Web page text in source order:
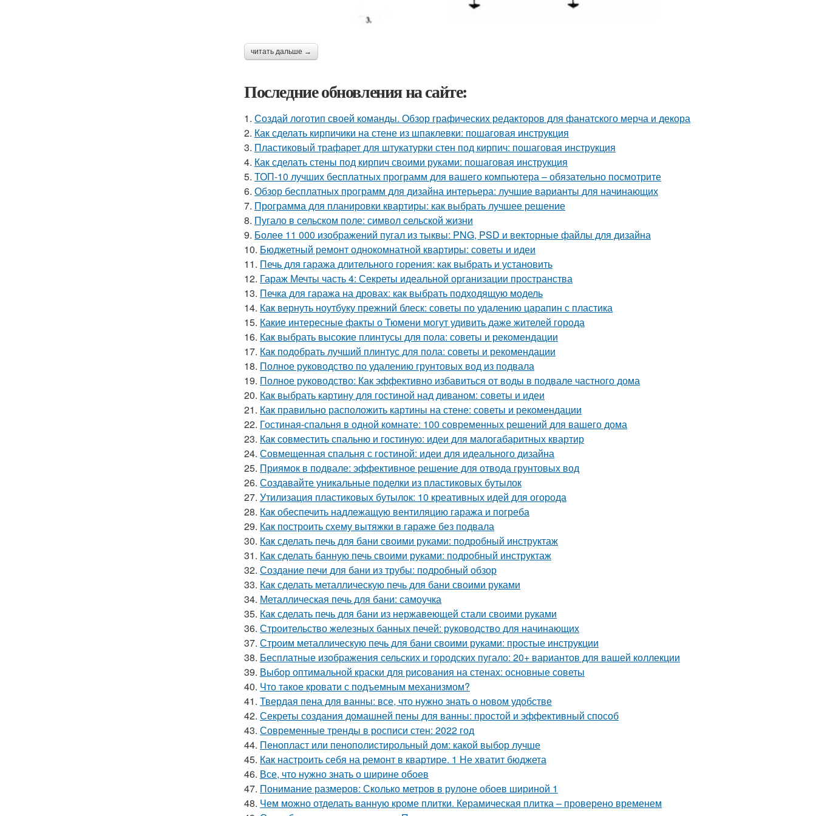
читать дальше →
Последние обновления на сайте:
1. Создай логотип своей команды. Обзор графических редакторов для фанатского мерча и декора
2. Как сделать кирпичики на стене из шпаклевки: пошаговая инструкция
3. Пластиковый трафарет для штукатурки стен под кирпич: пошаговая инструкция
4. Как сделать стены под кирпич своими руками: пошаговая инструкция
5. ТОП-10 лучших бесплатных программ для вашего компьютера – обязательно посмотрите
6. Обзор бесплатных программ для дизайна интерьера: лучшие варианты для начинающих
7. Программа для планировки квартиры: как выбрать лучшее решение
8. Пугало в сельском поле: символ сельской жизни
9. Более 11 000 изображений пугал из тыквы: PNG, PSD и векторные файлы для дизайна
10. Бюджетный ремонт однокомнатной квартиры: советы и идеи
11. Печь для гаража длительного горения: как выбрать и установить
12. Гараж Мечты часть 4: Секреты идеальной организации пространства
13. Печка для гаража на дровах: как выбрать подходящую модель
14. Как вернуть ноутбуку прежний блеск: советы по удалению царапин с пластика
15. Какие интересные факты о Тюмени могут удивить даже жителей города
16. Как выбрать высокие плинтусы для пола: советы и рекомендации
17. Как подобрать лучший плинтус для пола: советы и рекомендации
18. Полное руководство по удалению грунтовых вод из подвала
19. Полное руководство: Как эффективно избавиться от воды в подвале частного дома
20. Как выбрать картину для гостиной над диваном: советы и идеи
21. Как правильно расположить картины на стене: советы и рекомендации
22. Гостиная-спальня в одной комнате: 100 современных решений для вашего дома
23. Как совместить спальню и гостиную: идеи для малогабаритных квартир
24. Совмещенная спальня с гостиной: идеи для идеального дизайна
25. Приямок в подвале: эффективное решение для отвода грунтовых вод
26. Создавайте уникальные поделки из пластиковых бутылок
27. Утилизация пластиковых бутылок: 10 креативных идей для огорода
28. Как обеспечить надлежащую вентиляцию гаража и погреба
29. Как построить схему вытяжки в гараже без подвала
30. Как сделать печь для бани своими руками: подробный инструктаж
31. Как сделать банную печь своими руками: подробный инструктаж
32. Создание печи для бани из трубы: подробный обзор
33. Как сделать металлическую печь для бани своими руками
34. Металлическая печь для бани: самоучка
35. Как сделать печь для бани из нержавеющей стали своими руками
36. Строительство железных банных печей: руководство для начинающих
37. Строим металлическую печь для бани своими руками: простые инструкции
38. Бесплатные изображения сельских и городских пугало: 20+ вариантов для вашей коллекции
39. Выбор оптимальной краски для рисования на стенах: основные советы
40. Что такое кровати с подъемным механизмом?
41. Твердая пена для ванны: все, что нужно знать о новом удобстве
42. Секреты создания домашней пены для ванны: простой и эффективный способ
43. Современные тренды в росписи стен: 2022 год
44. Пенопласт или пенополистирольный дом: какой выбор лучше
45. Как настроить себя на ремонт в квартире. 1 Не хватит бюджета
46. Все, что нужно знать о ширине обоев
47. Понимание размеров: Сколько метров в рулоне обоев шириной 1
48. Чем можно отделать ванную кроме плитки. Керамическая плитка – проверено временем